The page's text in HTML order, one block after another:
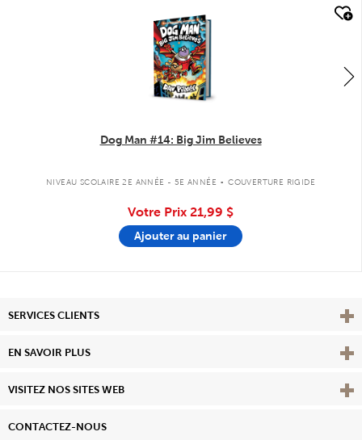
Dog Man #14: Big Jim Believes
NIVEAU SCOLAIRE 2E ANNÉE - 5E ANNÉE . COUVERTURE RIGIDE
Votre Prix 21,99 $
Ajouter au panier
SERVICES CLIENTS
EN SAVOIR PLUS View
VISITEZ NOS SITES WEB
CONTACTEZ-NOUS